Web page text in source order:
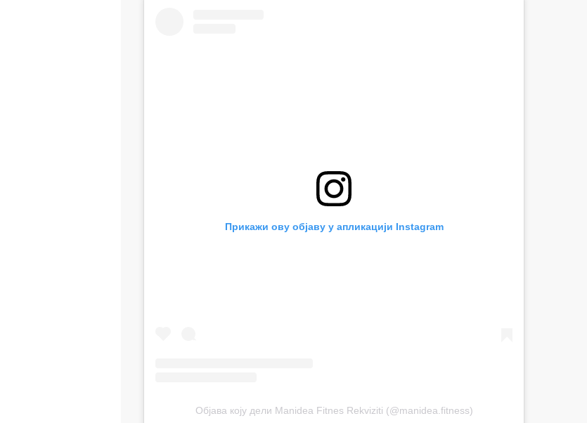
Прикажи ову објаву у апликацији Instagram
Објава коју дели Manidea Fitnes Rekviziti (@manidea.fitness)